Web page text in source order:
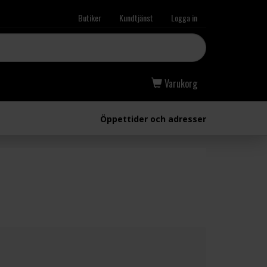
Butiker Kundtjänst Logga in
Varukorg
Öppettider och adresser